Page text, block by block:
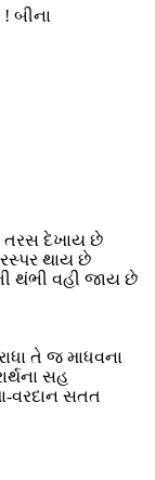
બીના
તરસ દેખાય છે
થાય છે
થંભી વહી જાય છે
તે જ માધવના
સહ
વરદાન સતત